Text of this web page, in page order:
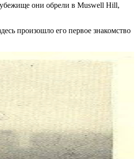
убежище они обрели в Muswell Hill,
произошло его первое знакомство